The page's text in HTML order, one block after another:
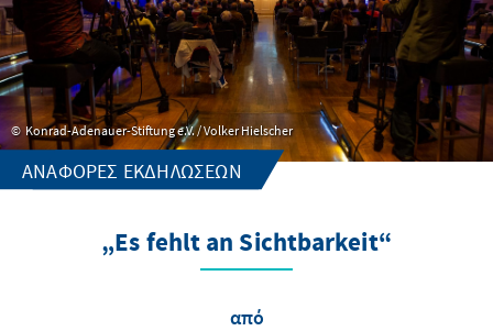
Konrad-Adenauer-Stiftung e.V. / Volker Hielscher
ΑΝΑΦΟΡΈΣ ΕΚΔΗΛΏΣΕΩΝ
„Es fehlt an Sichtbarkeit“
από